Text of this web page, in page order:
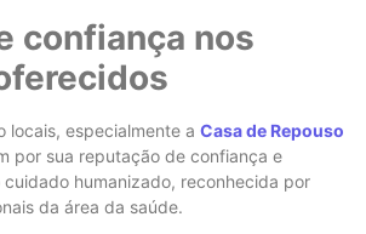
confiança nos
locais, especialmente a Casa de Repouso
por sua reputação de confiança e
humanizado, reconhecida por
da área da saúde.